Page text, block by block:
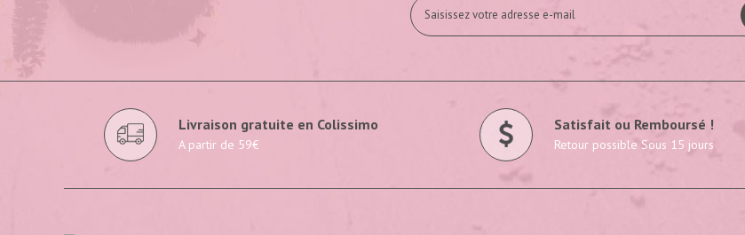
Livraison gratuite en Colissimo
A partir de 59€
Satisfait ou Remboursé !
Retour possible Sous 15 jours